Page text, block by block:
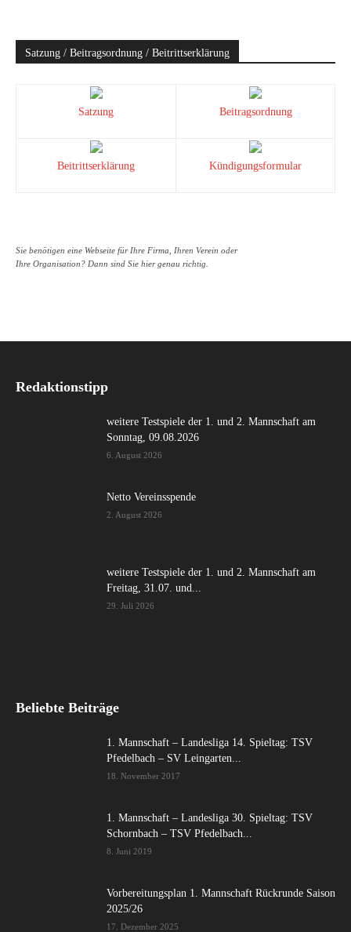
Satzung / Beitragsordnung / Beitrittserklärung
Satzung Beitragsordnung
Beitrittserklärung Kündigungsformular
Sie benötigen eine Webseite für Ihre Firma, Ihren Verein oder
Ihre Organisation? Dann sind Sie hier genau richtig.
Redaktionstipp
weitere Testspiele der 1. und 2. Mannschaft am
Sonntag, 09.08.2026
6. August 2026
Netto Vereinsspende
2. August 2026
weitere Testspiele der 1. und 2. Mannschaft am
Freitag, 31.07. und...
29. Juli 2026
Beliebte Beiträge
1. Mannschaft – Landesliga 14. Spieltag: TSV
Pfedelbach – SV Leingarten...
18. November 2017
1. Mannschaft – Landesliga 30. Spieltag: TSV
Schornbach – TSV Pfedelbach...
8. Juni 2019
Vorbereitungsplan 1. Mannschaft Rückrunde Saison
2025/26
17. Dezember 2025